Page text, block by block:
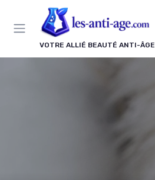
VOTRE ALLIÉ BEAUTÉ ANTI-ÂGE
Panneau de gestion des cookies